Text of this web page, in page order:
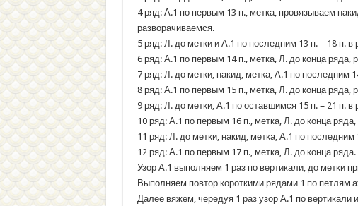
4 ряд: А.1 по первым 13 п., метка, провязываем
разворачиваемся.
5 ряд: Л. до метки и А.1 по последним 13 п. = 18 п. в
6 ряд: А.1 по первым 14 п., метка, Л. до конца ряда,
7 ряд: Л. до метки, накид, метка, А.1 по последним
8 ряд: А.1 по первым 15 п., метка, Л. до конца ряда,
9 ряд: Л. до метки, А.1 по оставшимся 15 п. = 21 п. в
10 ряд: А.1 по первым 16 п., метка, Л. до конца
11 ряд: Л. до метки, накид, метка, А.1 по последним
12 ряд: А.1 по первым 17 п., метка, Л. до конца ряда.
Узор А.1 выполняем 1 раз по вертикали, до метки
Выполняем повтор короткими рядами 1 по петлям
Далее вяжем, чередуя 1 раз узор А.1 по вертикали